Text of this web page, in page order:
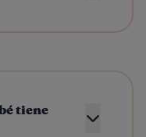
tiene